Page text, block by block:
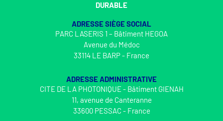
DURABLE
ADRESSE SIÈGE SOCIAL
PARC LASERIS 1 – Bâtiment HEGOA
Avenue du Médoc
33114 LE BARP - France
ADRESSE ADMINISTRATIVE
CITE DE LA PHOTONIQUE - Bâtiment GIENAH
11, avenue de Canteranne
33600 PESSAC - France